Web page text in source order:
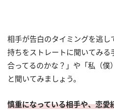
相手が告白のタイミングを逃
持ちをストレートに聞いてみる
合ってるのかな？」や「私（
と聞いてみましょう。
慎重になっている相手や、恋